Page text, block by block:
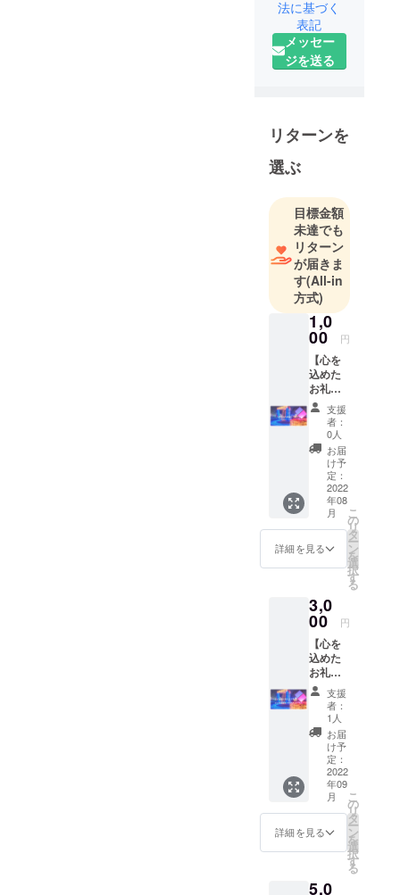
法に基づく
表記
メッセー
ジを送る
リターンを
選ぶ
目標金額
未達でも
リターン
が届きま
す(All-in
方式)
1,0
00 円
【心を
込めた
お礼の
メッ
セー
ジ】 実
行委員
会から
ご支援
いただ
いた方
に、お
礼の
メッ
セージ
をメー
お送り
いたし
ます。
お気持
ちでの
ご支援
をよろ
しくお
願いし
ます。
支援
者：
0人
お届
け予
定：
2022
年08
月
詳細を見る
こ
の
リ
タ
ー
ン
を
選
択
す
る
3,0
00 円
【心を
込めた
お礼の
メッ
セージ
ナリエ
オリジ
ナルポ
スト
カー
ド】 ご
支援い
ただい
た方
に、ク
ファン
支援
者：
1人
お届
け予
定：
2022
年09
月
詳細を見る
こ
の
リ
タ
ー
ン
を
選
択
す
る
5,0